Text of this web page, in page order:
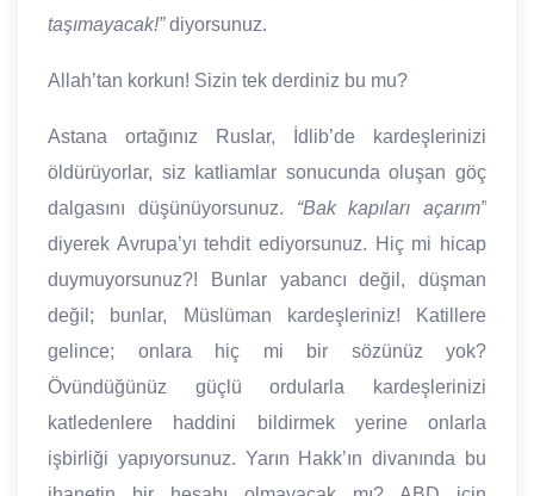
taşımayacak!”diyorsunuz.
Allah’tan korkun! Sizin tek derdiniz bu mu?
Astana ortağınız Ruslar, İdlib’de kardeşlerinizi
öldürüyorlar, siz katliamlar sonucunda oluşan göç
dalgasını düşünüyorsunuz. “Bak kapıları açarım”
diyerek Avrupa’yı tehdit ediyorsunuz. Hiç mi hicap
duymuyorsunuz?! Bunlar yabancı değil, düşman
değil; bunlar, Müslüman kardeşleriniz! Katillere
gelince; onlara hiç mi bir sözünüz yok?
Övündüğünüz güçlü ordularla kardeşlerinizi
katledenlere haddini bildirmek yerine onlarla
işbirliği yapıyorsunuz. Yarın Hakk’ın divanında bu